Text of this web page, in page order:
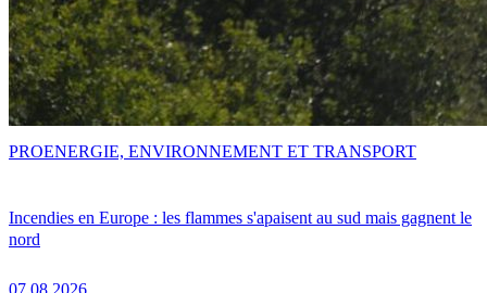
Incendies en Europe : les flammes s'apaisent au sud mais gagnent le
nord
07.08.2026
PROENERGIE, ENVIRONNEMENT ET TRANSPORT